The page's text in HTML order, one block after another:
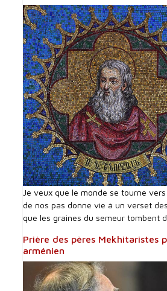
Je veux que le monde se tourne
de nos pas donne vie à un verset
que les graines du semeur tombent
Prière des pères Mekhitaristes
arménien